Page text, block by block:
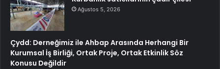
Ağustos 5, 2026
Çydd: Derneğimiz ile Ahbap Arasında Herhangi Bir
Kurumsal İş Birliği, Ortak Proje, Ortak Etkinlik Söz
Konusu Değildir